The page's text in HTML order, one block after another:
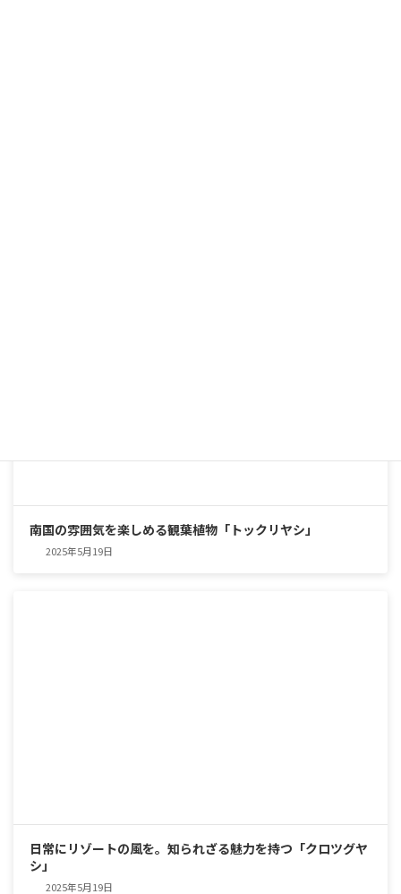
南国の雰囲気を楽しめる観葉植物「トックリヤシ」
2025年5月19日
日常にリゾートの風を。知られざる魅力を持つ「クロツグヤ
シ」
2025年5月19日